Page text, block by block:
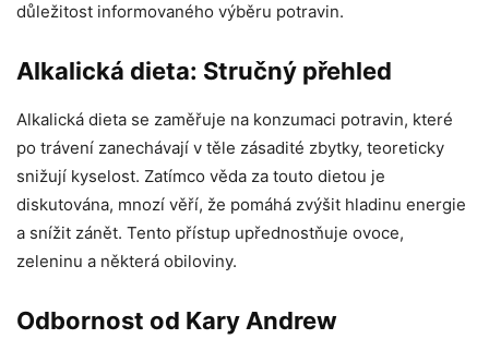
důležitost informovaného výběru potravin.
Alkalická dieta: Stručný přehled
Alkalická dieta se zaměřuje na konzumaci potravin, které
po trávení zanechávají v těle zásadité zbytky, teoreticky
snižují kyselost. Zatímco věda za touto dietou je
diskutována, mnozí věří, že pomáhá zvýšit hladinu energie
a snížit zánět. Tento přístup upřednostňuje ovoce,
zeleninu a některá obiloviny.
Odbornost od Kary Andrew